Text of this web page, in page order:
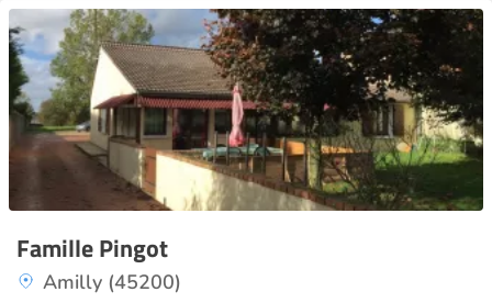
Famille Pingot
Amilly (45200)